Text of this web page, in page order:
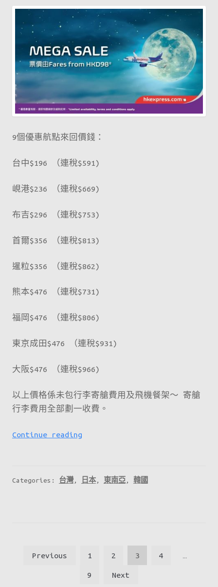
～
9個優惠航點來回價錢：
台中$196 （連稅$591)
峴港$236 （連稅$669)
布吉$296 （連稅$753)
首爾$356 （連稅$813)
暹粒$356 （連稅$862)
熊本$476 （連稅$731)
福岡$476 （連稅$806)
東京成田$476 （連稅$931)
大阪$476 （連稅$966)
以上價格係未包行李寄艙費用及飛機餐架～ 寄艙
行李費用全部劃一收費。
Continue readingHK
秋
Categories: 台灣, 日本, 東南亞, 韓國
Previous 1 2 3 4
9 Next